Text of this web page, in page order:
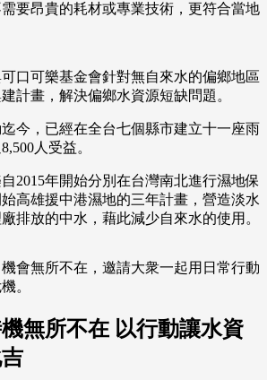
要昂貴的耗材或專業技術，更符合當地
口可樂基金會針對無自來水的偏鄉地區
計畫，解決偏鄉水資源短缺問題。
今，已經在全台七個縣市建立十一座雨
人受益。
2015年開始分別在台灣南北進行濕地保
高雄援中港濕地的三年計畫，營造淡水
排放的中水，藉此減少自來水的使用。
會無所不在，邀請大衆一起用日常行動
。
無所不在 以行動讓水資